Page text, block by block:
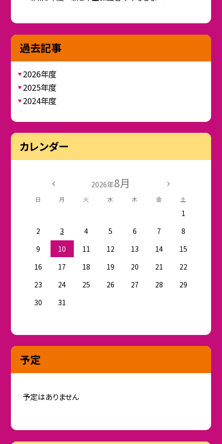
過去記事
2026年度
2025年度
2024年度
カレンダー
2026年8月
日 月 火 水 木 金 土
1
2
3 4 5 6 7
8
9
10 11 12 13 14
15
16
17 18 19 20 21
22
23
24 25 26 27 28
29
30
31
予定
予定はありません